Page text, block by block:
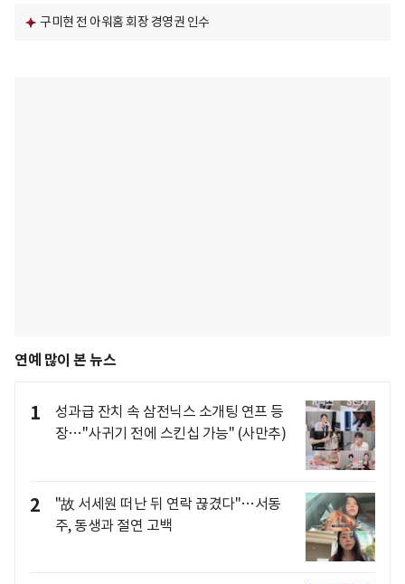
구미현 전 아워홈 회장 경영권 인수
연예 많이 본 뉴스
1
성과급 잔치 속 삼전닉스 소개팅 연프 등
장…"사귀기 전에 스킨십 가능" (사만추)
2
"故 서세원 떠난 뒤 연락 끊겼다"…서동
주, 동생과 절연 고백